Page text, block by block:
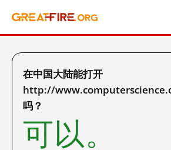
在中国大陆能打开
http://
吗？
可以。